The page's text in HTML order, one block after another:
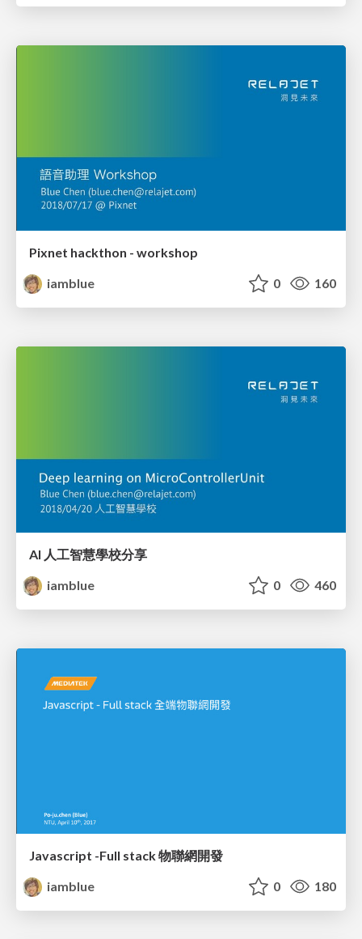
Pixnet hackthon - workshop
iamblue
0 160
AI 人工智慧學校分享
iamblue
0 460
Javascript -Full stack 物聯網開發
iamblue
0 180